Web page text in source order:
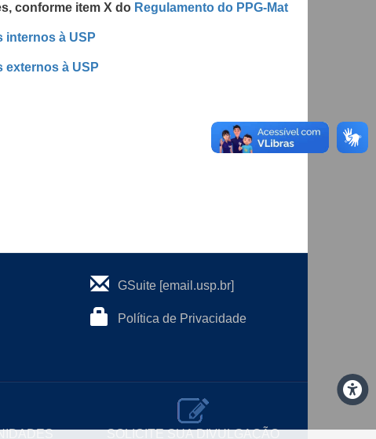
conforme item X do Regulamento do PPG-Mat
internos à USP
externos à USP
GSuite [email.usp.br]
Política de Privacidade
SOLICITE SUA DIVULGAÇÃO